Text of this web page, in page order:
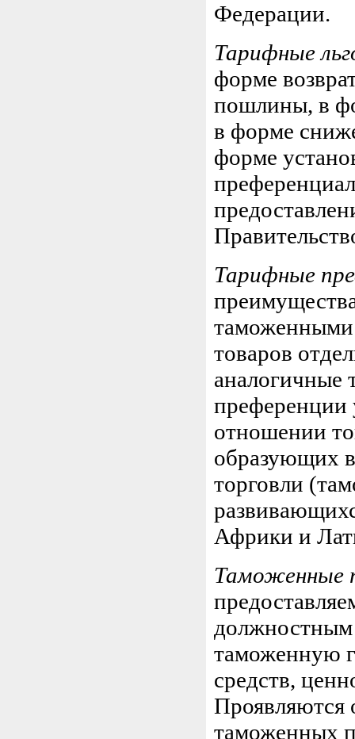
Федерации.
Тарифные
форме
пошлины, в
в форме
форме
Тарифные
таможенными
товаров
аналогичные
преференции
отношении
образующих
торговли
Африки и
Таможенные
таможенную
средств,
Проявляются
таможенных